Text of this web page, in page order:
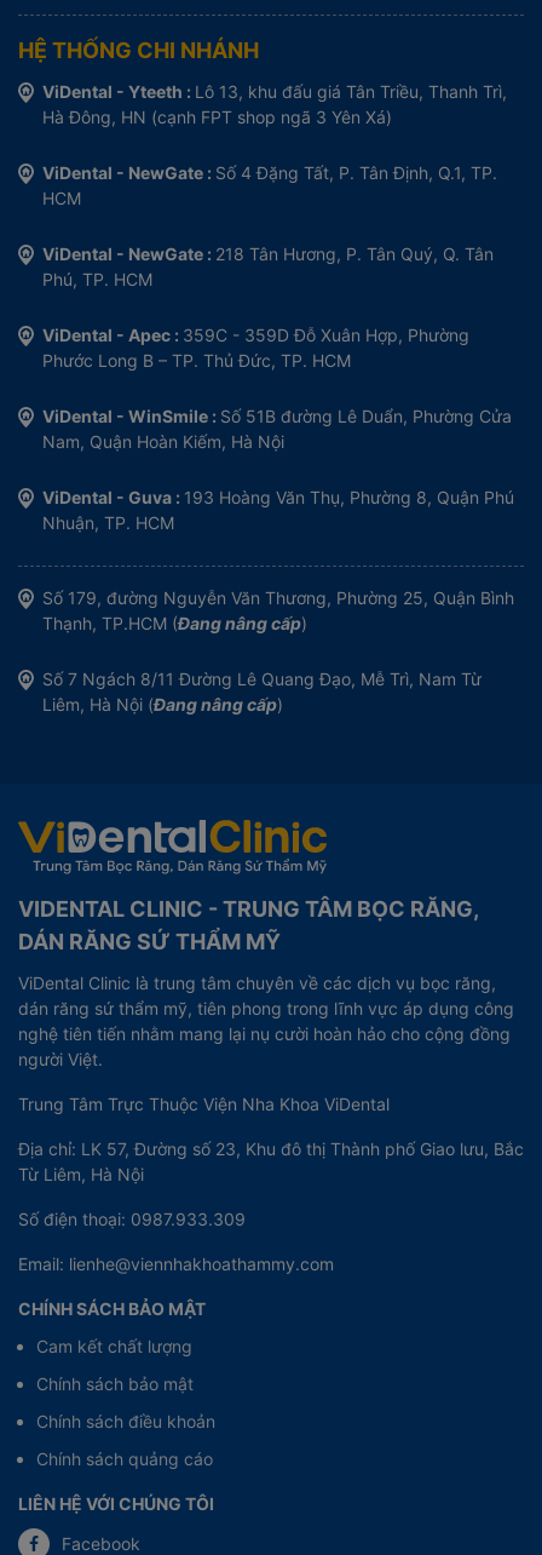
HỆ THỐNG CHI NHÁNH
ViDental - Yteeth : Lô 13, khu đấu giá Tân Triều, Thanh Trì,
Hà Đông, HN (cạnh FPT shop ngã 3 Yên Xá)
ViDental - NewGate : Số 4 Đặng Tất, P. Tân Định, Q.1, TP.
HCM
ViDental - NewGate : 218 Tân Hương, P. Tân Quý, Q. Tân
Phú, TP. HCM
ViDental - Apec : 359C - 359D Đỗ Xuân Hợp, Phường
Phước Long B – TP. Thủ Đức, TP. HCM
ViDental - WinSmile : Số 51B đường Lê Duẩn, Phường Cửa
Nam, Quận Hoàn Kiếm, Hà Nội
ViDental - Guva : 193 Hoàng Văn Thụ, Phường 8, Quận Phú
Nhuận, TP. HCM
Số 179, đường Nguyễn Văn Thương, Phường 25, Quận Bình
Thạnh, TP.HCM (Đang nâng cấp)
Số 7 Ngách 8/11 Đường Lê Quang Đạo, Mễ Trì, Nam Từ
Liêm, Hà Nội (Đang nâng cấp)
VIDENTAL CLINIC - TRUNG TÂM BỌC RĂNG,
DÁN RĂNG SỨ THẨM MỸ
ViDental Clinic là trung tâm chuyên về các dịch vụ bọc răng,
dán răng sứ thẩm mỹ, tiên phong trong lĩnh vực áp dụng công
nghệ tiên tiến nhằm mang lại nụ cười hoàn hảo cho cộng đồng
người Việt.
Trung Tâm Trực Thuộc Viện Nha Khoa ViDental
Địa chỉ: LK 57, Đường số 23, Khu đô thị Thành phố Giao lưu, Bắc
Từ Liêm, Hà Nội
Số điện thoại: 0987.933.309
Email: lienhe@viennhakhoathammy.com
CHÍNH SÁCH BẢO MẬT
Cam kết chất lượng
Chính sách bảo mật
Chính sách điều khoản
Chính sách quảng cáo
LIÊN HỆ VỚI CHÚNG TÔI
Facebook